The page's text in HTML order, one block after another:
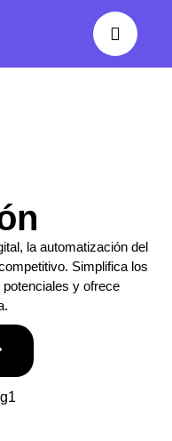
la automatización del
Simplifica los
y ofrece